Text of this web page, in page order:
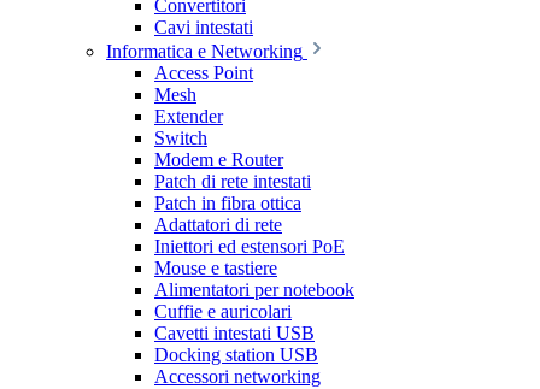
Convertitori
Cavi intestati
Informatica e Networking
Access Point
Mesh
Extender
Switch
Modem e Router
Patch di rete intestati
Patch in fibra ottica
Adattatori di rete
Iniettori ed estensori PoE
Mouse e tastiere
Alimentatori per notebook
Cuffie e auricolari
Cavetti intestati USB
Docking station USB
Accessori networking